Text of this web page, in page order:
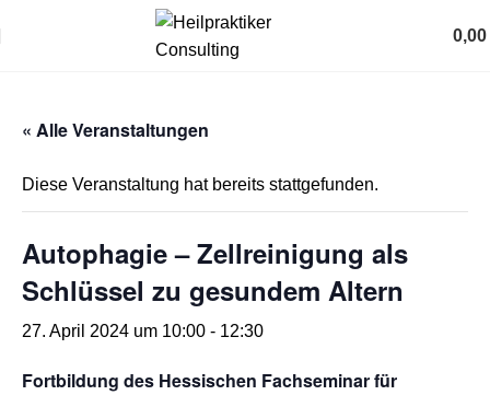
0,00
« Alle Veranstaltungen
Diese Veranstaltung hat bereits stattgefunden.
Autophagie – Zellreinigung als
Schlüssel zu gesundem Altern
27. April 2024 um 10:00 - 12:30
Fortbildung des Hessischen Fachseminar für